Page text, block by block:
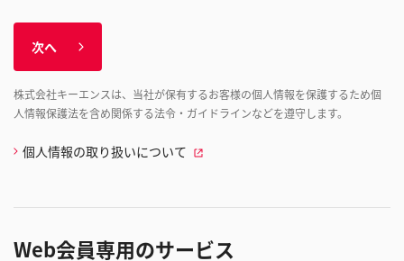
次へ
株式会社キーエンスは、当社が保有するお客様の個人情報を保護するため個
人情報保護法を含め関係する法令・ガイドラインなどを遵守します。
個人情報の取り扱いについて
Web会員専用のサービス